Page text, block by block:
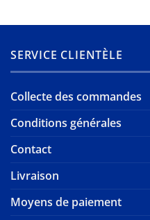
SERVICE CLIENTÈLE
Collecte des commandes
Conditions générales
Contact
Livraison
Moyens de paiement